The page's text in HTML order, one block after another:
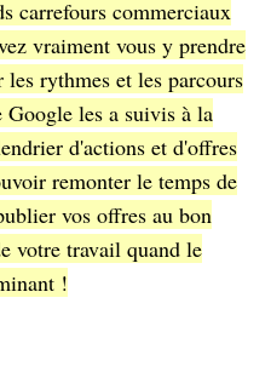
carrefours commerciaux
vraiment vous y prendre
rythmes et les parcours
les a suivis à la
d'actions et d'offres
remonter le temps de
vos offres au bon
votre travail quand le
!